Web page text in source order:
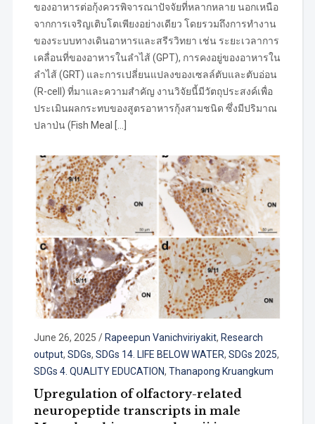
ของอาหารต่อกุ้งควรพิจารณาปัจจัยที่หลากหลาย นอกเหนือ
จากการเจริญเติบโตเพียงอย่างเดียว โดยรวมถึงการทำงาน
ของระบบทางเดินอาหารและสรีรวิทยา เช่น ระยะเวลาการ
เคลื่อนที่ของอาหารในลำไส้ (GPT), การคงอยู่ของอาหารใน
ลำไส้ (GRT) และการเปลี่ยนแปลงของเซลล์ตับและตับอ่อน
(R-cell) ที่มาและความสำคัญ งานวิจัยนี้มีวัตถุประสงค์เพื่อ
ประเมินผลกระทบของสูตรอาหารกุ้งสามชนิด ซึ่งมีปริมาณ
ปลาป่น (Fish Meal […]
June 26, 2025 / Rapeepun Vanichviriyakit, Research
output, SDGs, SDGs 14. LIFE BELOW WATER, SDGs 2025,
SDGs 4. QUALITY EDUCATION, Thanapong Kruangkum
Upregulation of olfactory-related
neuropeptide transcripts in male